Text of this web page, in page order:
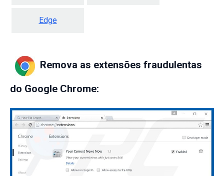
Edge
Remova as extensões fraudulentas
do Google Chrome: